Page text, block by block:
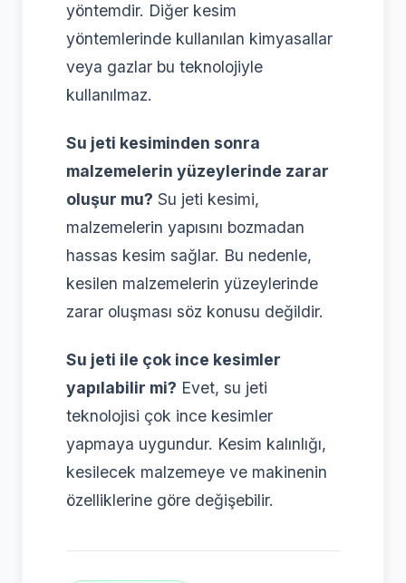
yöntemdir. Diğer kesim
yöntemlerinde kullanılan kimyasallar
veya gazlar bu teknolojiyle
kullanılmaz.
Su jeti kesiminden sonra
malzemelerin yüzeylerinde zarar
oluşur mu? Su jeti kesimi,
malzemelerin yapısını bozmadan
hassas kesim sağlar. Bu nedenle,
kesilen malzemelerin yüzeylerinde
zarar oluşması söz konusu değildir.
Su jeti ile çok ince kesimler
yapılabilir mi? Evet, su jeti
teknolojisi çok ince kesimler
yapmaya uygundur. Kesim kalınlığı,
kesilecek malzemeye ve makinenin
özelliklerine göre değişebilir.